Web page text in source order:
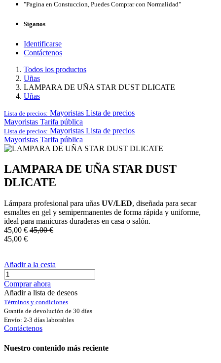
"Pagina en Constuccion, Puedes Comprar con Normalidad"
Síganos
Identificarse
Contáctenos
Todos los productos
Uñas
LAMPARA DE UÑA STAR DUST DLICATE
Uñas
Lista de precios: Mayoristas Lista de precios
Mayoristas Tarifa pública
Lista de precios: Mayoristas Lista de precios
Mayoristas Tarifa pública
LAMPARA DE UÑA STAR DUST
DLICATE
Lámpara profesional para uñas UV/LED, diseñada para secar
esmaltes en gel y semipermanentes de forma rápida y uniforme,
ideal para manicuras duraderas en casa o salón.
45,00 € 45,00€
45,00 €
Añadir a la cesta
Comprar ahora
Añadir a lista de deseos
Términos y condiciones
Grantía de devolución de 30 días
Envío: 2-3 días laborables
Contáctenos
Nuestro contenido más reciente